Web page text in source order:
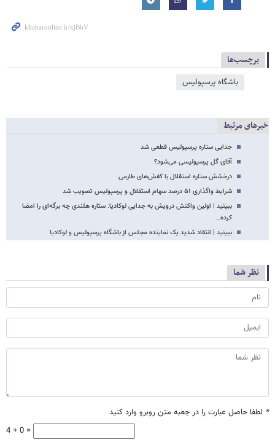
برچسب‌ها
باشگاه پرسپولیس
خبرهای مرتبط
جدایی ستاره پرسپولیس قطعی شد
آقای گل پرسپولیسی می‌شود؟
درخشش ستاره استقلال با کفش‌های طارمی
شرایط واگذاری ۵۱ درصد سهام استقلال و پرسپولیس تصویب شد
ببینید | اولین واکنش درویش به جدایی لوکادیا: ستاره هلندی چه برگه‌ای را امضا
کرده…
ببینید | انتقاد شدید یک نماینده مجلس از باشگاه پرسپولیس و لوکادیا
نظر شما
* لطفا حاصل عبارت را در جعبه متن روبرو وارد کنید
4 + 0 =